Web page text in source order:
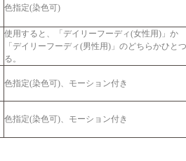
色指定(染色可)
使用すると、「デイリーフーディ(女性用)」か
「デイリーフーディ(男性用)」のどちらかひと
る。
色指定(染色可)、モーション付き
色指定(染色可)、モーション付き